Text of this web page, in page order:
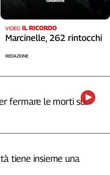
VIDEO IL RICORDO
Marcinelle, 262 rintocchi
REDAZIONE
fermare le morti sul
tiene insieme una